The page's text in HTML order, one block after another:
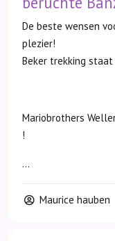
De beste wensen
plezier!
Beker trekking
Mariobrothers
!
...
Maurice hauben